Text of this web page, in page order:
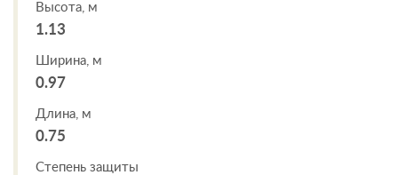
Высота, м
1.13
Ширина, м
0.97
Длина, м
0.75
Степень защиты